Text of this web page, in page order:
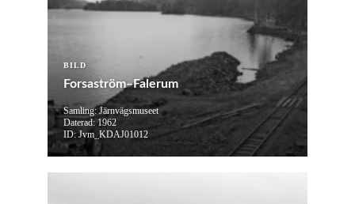
BILD
Forsaström–Falerum
Samling: Järnvägsmuseet
Daterad: 1962
ID: Jvm_KDAJ01012